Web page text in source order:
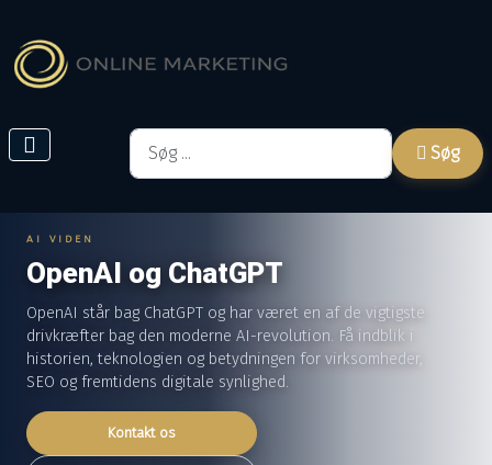
Søg
Søg
AI VIDEN
OpenAI og ChatGPT
OpenAI står bag ChatGPT og har været en af de vigtigste
drivkræfter bag den moderne AI-revolution. Få indblik i
historien, teknologien og betydningen for virksomheder,
SEO og fremtidens digitale synlighed.
Kontakt os